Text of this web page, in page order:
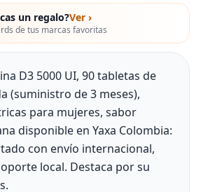
un regalo?Ver ›
de tus marcas favoritas
D3 5000 UI, 90 tabletas de
(suministro de 3 meses),
para mujeres, sabor
disponible en Yaxa Colombia:
con envío internacional,
local. Destaca por su